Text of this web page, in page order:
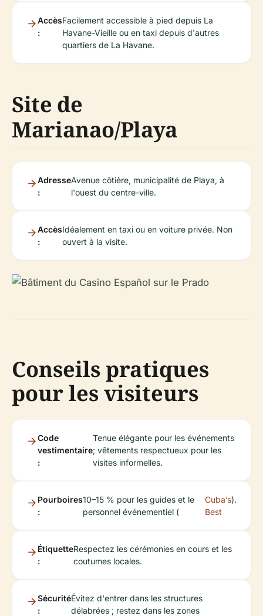
Accès
:
Facilement accessible à pied depuis La
Havane-Vieille ou en taxi depuis d'autres
quartiers de La Havane.
Site de
Marianao/Playa
Adresse
:
Avenue côtière, municipalité de Playa, à
l'ouest du centre-ville.
Accès
:
Idéalement en taxi ou en voiture privée. Non
ouvert à la visite.
Conseils pratiques
pour les visiteurs
Code
vestimentaire
:
Tenue élégante pour les événements
; vêtements respectueux pour les
visites informelles.
Pourboires
:
10–15 % pour les guides et le
personnel événementiel (
Cuba’s
Best
).
Étiquette
:
Respectez les cérémonies en cours et les
coutumes locales.
Sécurité
:
Évitez d'entrer dans les structures
délabrées ; restez dans les zones